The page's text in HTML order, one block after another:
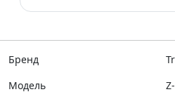
Бренд
Модель